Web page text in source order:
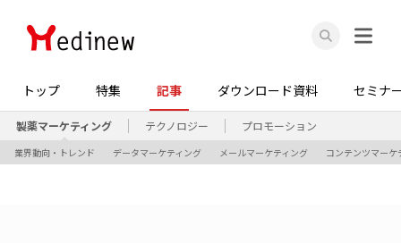
トップ 特集 記事 ダウンロード資料 セミナ
製薬マーケティング テクノロジー プロモーション
業界動向・トレンド データマーケティング メールマーケティング コンテンツマーケ